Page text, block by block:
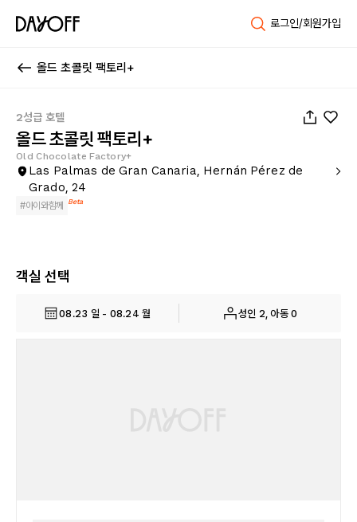
로그인/회원가입
올드 초콜릿 팩토리+
2성급 호텔
올드 초콜릿 팩토리+
Old Chocolate Factory+
Las Palmas de Gran Canaria, Hernán Pérez de
Grado, 24
#아이와함께 Beta
객실 선택
08.23 일 - 08.24 월 성인 2, 아동 0